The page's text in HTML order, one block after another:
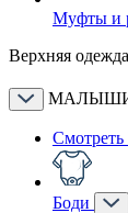
Муфты и
Верхняя одежда
МАЛЫШИ
Боди